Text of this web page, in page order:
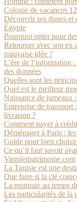
Colonie de vacances
Découvrir ses dunes et
Égypte
Pourquoi opter pour
Retourner avec son ex
mauvaise idée ?
L’ère de l’information
des données
Quelles sont les
Quel est le meilleur
Naissance de jumeaux
Entreprise de transport
livraison ?
Comment payer à
Déménager à Paris :
Guide pour bien
Ce qu’il faut savoir
Vannierpatrimoine.com
La Tunisie est une
Que faire si la clé
La monnaie au temps
Les particularités de la